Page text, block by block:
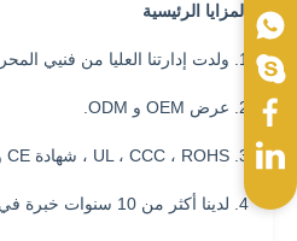
المزايا الرئيسية
1. ولدت إدارتنا العليا من فنيي المحركات.
2. عرض OEM و ODM.
3. UL ، CCC ، ROHS ، شهادة CE ورقابة صارمة على الجودة.
4. لدينا أكثر من 10 سنوات خبرة في التصدير ، وخاصة إلى الشرق الأوسط وأمريكا الجنوبية.